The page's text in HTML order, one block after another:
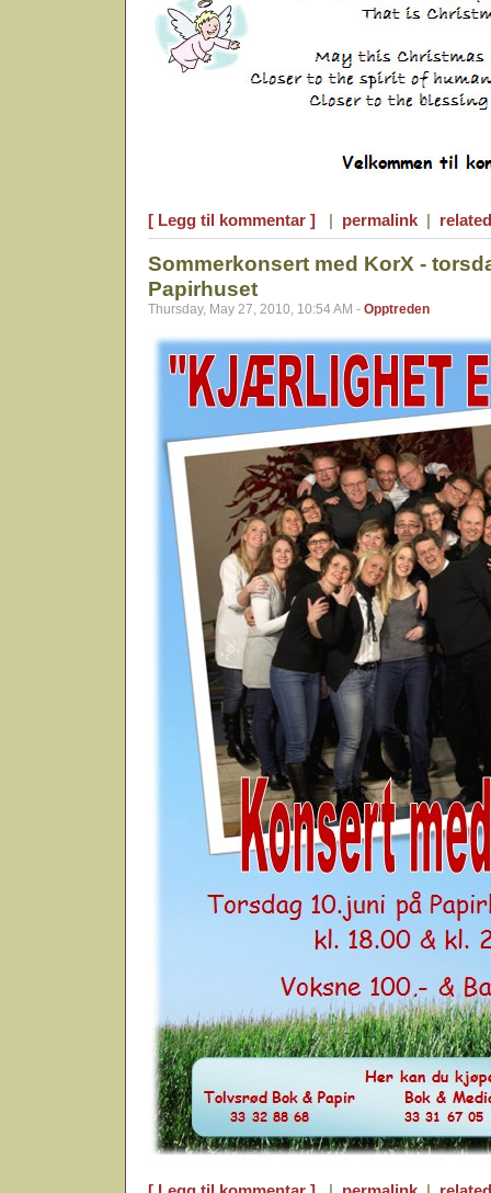
[ Legg til kommentar ] | permalink |
Sommerkonsert med KorX -
Papirhuset
Thursday, May 27, 2010, 10:54 AM - Opptreden